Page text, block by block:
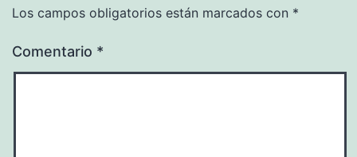
Los campos obligatorios están marcados con *
Comentario *